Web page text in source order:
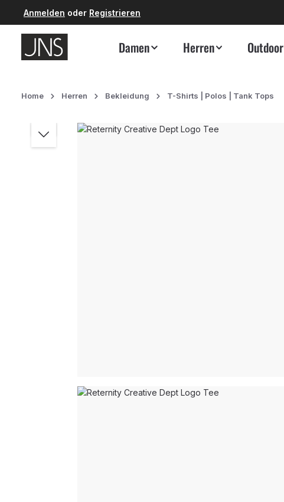
Hauptinhalt springen
Zur Suche springen
Zur Hauptnavigation springen
Anmelden oder Registrieren
Damen Herren Outdoor
Home Herren Bekleidung T-Shirts | Polos | Tank Tops
Bildergalerie überspringen